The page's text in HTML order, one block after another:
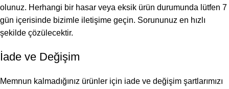
olunuz. Herhangi bir hasar veya eksik ürün durumunda lütfen 7
gün içerisinde bizimle iletişime geçin. Sorununuz en hızlı
şekilde çözülecektir.
İade ve Değişim
Memnun kalmadığınız ürünler için iade ve değişim şartlarımızı